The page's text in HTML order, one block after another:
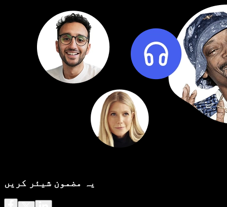
یہ مضمون شیئر کریں